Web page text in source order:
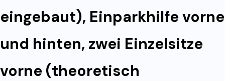
eingebaut), Einparkhilfe vorne
und hinten, zwei Einzelsitze
vorne (theoretisch